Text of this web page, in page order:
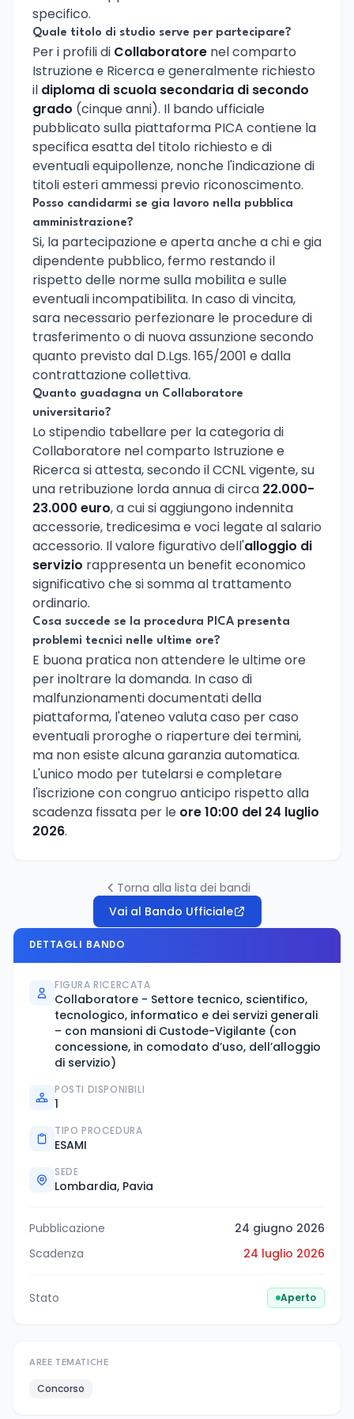
specifico.
Quale titolo di studio serve per partecipare?
Per i profili di Collaboratore nel comparto
Istruzione e Ricerca e generalmente richiesto
il diploma di scuola secondaria di secondo
grado (cinque anni). Il bando ufficiale
pubblicato sulla piattaforma PICA contiene la
specifica esatta del titolo richiesto e di
eventuali equipollenze, nonche l'indicazione di
titoli esteri ammessi previo riconoscimento.
Posso candidarmi se gia lavoro nella pubblica
amministrazione?
Si, la partecipazione e aperta anche a chi e gia
dipendente pubblico, fermo restando il
rispetto delle norme sulla mobilita e sulle
eventuali incompatibilita. In caso di vincita,
sara necessario perfezionare le procedure di
trasferimento o di nuova assunzione secondo
quanto previsto dal D.Lgs. 165/2001 e dalla
contrattazione collettiva.
Quanto guadagna un Collaboratore
universitario?
Lo stipendio tabellare per la categoria di
Collaboratore nel comparto Istruzione e
Ricerca si attesta, secondo il CCNL vigente, su
una retribuzione lorda annua di circa 22.000-
23.000 euro, a cui si aggiungono indennita
accessorie, tredicesima e voci legate al salario
accessorio. Il valore figurativo dell'alloggio di
servizio rappresenta un benefit economico
significativo che si somma al trattamento
ordinario.
Cosa succede se la procedura PICA presenta
problemi tecnici nelle ultime ore?
E buona pratica non attendere le ultime ore
per inoltrare la domanda. In caso di
malfunzionamenti documentati della
piattaforma, l'ateneo valuta caso per caso
eventuali proroghe o riaperture dei termini,
ma non esiste alcuna garanzia automatica.
L'unico modo per tutelarsi e completare
l'iscrizione con congruo anticipo rispetto alla
scadenza fissata per le ore 10:00 del 24 luglio
2026.
Torna alla lista dei bandi
Vai al Bando Ufficiale
DETTAGLI BANDO
FIGURA RICERCATA
Collaboratore - Settore tecnico, scientifico,
tecnologico, informatico e dei servizi generali
– con mansioni di Custode-Vigilante (con
concessione, in comodato d’uso, dell’alloggio
di servizio)
POSTI DISPONIBILI
1
TIPO PROCEDURA
ESAMI
SEDE
Lombardia, Pavia
Pubblicazione
24 giugno 2026
Scadenza
24 luglio 2026
Stato Aperto
AREE TEMATICHE
Concorso